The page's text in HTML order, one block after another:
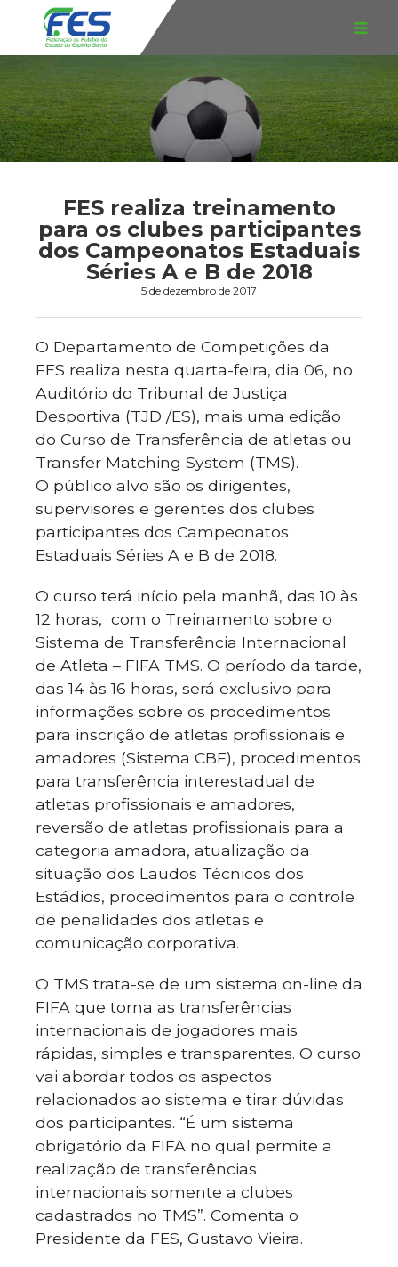
FES realiza treinamento
para os clubes participantes
dos Campeonatos Estaduais
Séries A e B de 2018
5 de dezembro de 2017
O Departamento de Competições da
FES realiza nesta quarta-feira, dia 06, no
Auditório do Tribunal de Justiça
Desportiva (TJD /ES), mais uma edição
do Curso de Transferência de atletas ou
Transfer Matching System (TMS).
O público alvo são os dirigentes,
supervisores e gerentes dos clubes
participantes dos Campeonatos
Estaduais Séries A e B de 2018.
O curso terá início pela manhã, das 10 às
12 horas, com o Treinamento sobre o
Sistema de Transferência Internacional
de Atleta – FIFA TMS. O período da tarde,
das 14 às 16 horas, será exclusivo para
informações sobre os procedimentos
para inscrição de atletas profissionais e
amadores (Sistema CBF), procedimentos
para transferência interestadual de
atletas profissionais e amadores,
reversão de atletas profissionais para a
categoria amadora, atualização da
situação dos Laudos Técnicos dos
Estádios, procedimentos para o controle
de penalidades dos atletas e
comunicação corporativa.
O TMS trata-se de um sistema on-line da
FIFA que torna as transferências
internacionais de jogadores mais
rápidas, simples e transparentes. O curso
vai abordar todos os aspectos
relacionados ao sistema e tirar dúvidas
dos participantes. “É um sistema
obrigatório da FIFA no qual permite a
realização de transferências
internacionais somente a clubes
cadastrados no TMS”. Comenta o
Presidente da FES, Gustavo Vieira.